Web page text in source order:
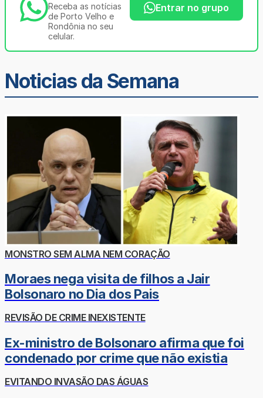
Receba as notícias
de Porto Velho e
Rondônia no seu
celular.
Entrar no grupo
Noticias da Semana
MONSTRO SEM ALMA NEM CORAÇÃO
Moraes nega visita de filhos a Jair
Bolsonaro no Dia dos Pais
REVISÃO DE CRIME INEXISTENTE
Ex-ministro de Bolsonaro afirma que foi
condenado por crime que não existia
EVITANDO INVASÃO DAS ÁGUAS